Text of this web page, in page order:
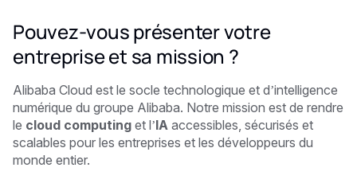
Pouvez-vous présenter votre
entreprise et sa mission ?
Alibaba Cloud est le socle technologique et d’intelligence
numérique du groupe Alibaba. Notre mission est de rendre
le cloud computing et l’IA accessibles, sécurisés et
scalables pour les entreprises et les développeurs du
monde entier.